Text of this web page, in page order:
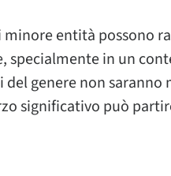
entità possono
specialmente in un
genere non saranno
significativo può